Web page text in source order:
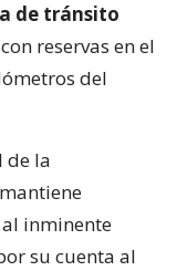
de tránsito
reservas en el
del
de la
inminente
su cuenta al